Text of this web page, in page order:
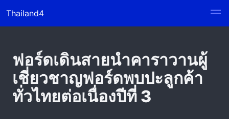
Thailand4
ฟอร์ดเดินสายนำคาราวานผู้
เชี่ยวชาญฟอร์ดพบปะลูกค้า
ทั่วไทยต่อเนื่องปีที่ 3